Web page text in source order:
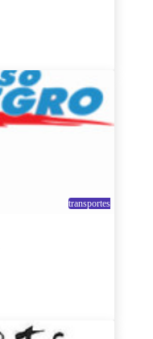
transportes